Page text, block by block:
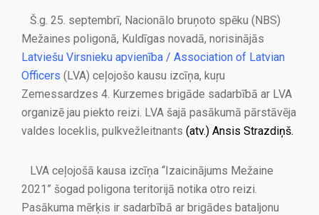
Š.g. 25. septembrī, Nacionālo bruņoto spēku (NBS)
Mežaines poligonā, Kuldīgas novadā, norisinājās
Latviešu Virsnieku apvienība / Association of Latvian
Officers (LVA) ceļojošo kausu izcīņa, kuŗu
Zemessardzes 4. Kurzemes brigāde sadarbībā ar LVA
organizē jau piekto reizi. LVA šajā pasākumā pārstāvēja
valdes loceklis, pulkvežleitnants (atv.) Ansis Strazdiņš.
LVA ceļojošā kausa izcīņa “Izaicinājums Mežaine
2021” šogad poligona teritorijā notika otro reizi.
Pasākuma mērķis ir sadarbībā ar brigādes bataljonu